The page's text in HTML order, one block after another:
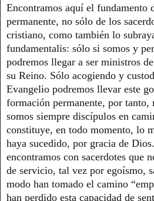
Encontramos aquí el fundamento
permanente, no sólo de los
cristiano, como también lo
fundamentalis: sólo si somos y
podremos llegar a ser ministros
su Reino. Sólo acogiendo y
Evangelio podremos llevar este
formación permanente, por tanto,
somos siempre discípulos en
constituye, en todo momento, lo
haya sucedido, por gracia de
encontramos con sacerdotes que
de servicio, tal vez por egoísmo,
modo han tomado el camino
han perdido esta capacidad de